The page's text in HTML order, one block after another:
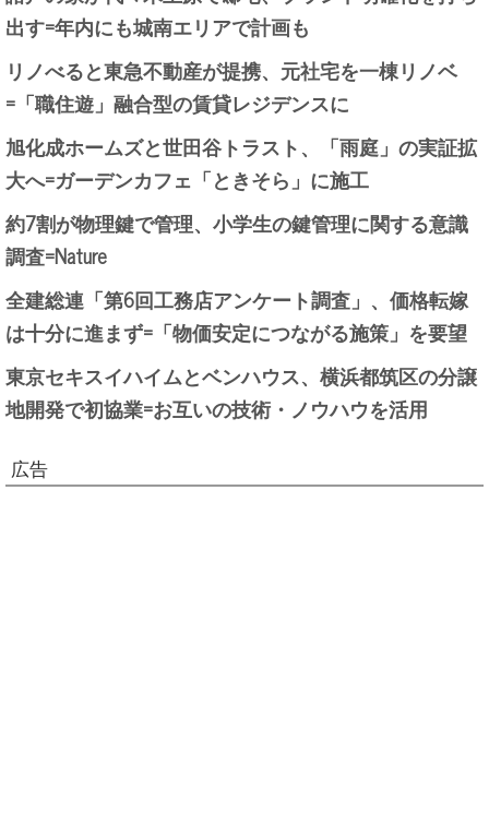
出す=年内にも城南エリアで計画も
リノべると東急不動産が提携、元社宅を一棟リノベ
=「職住遊」融合型の賃貸レジデンスに
旭化成ホームズと世田谷トラスト、「雨庭」の実証拡
大へ=ガーデンカフェ「ときそら」に施工
約7割が物理鍵で管理、小学生の鍵管理に関する意識
調査=Nature
全建総連「第6回工務店アンケート調査」、価格転嫁
は十分に進まず=「物価安定につながる施策」を要望
東京セキスイハイムとベンハウス、横浜都筑区の分譲
地開発で初協業=お互いの技術・ノウハウを活用
広告